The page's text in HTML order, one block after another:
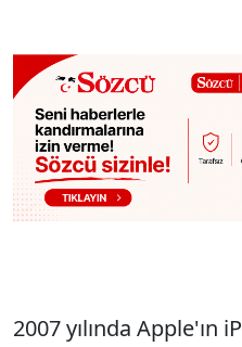
2007 yılında Apple'ın